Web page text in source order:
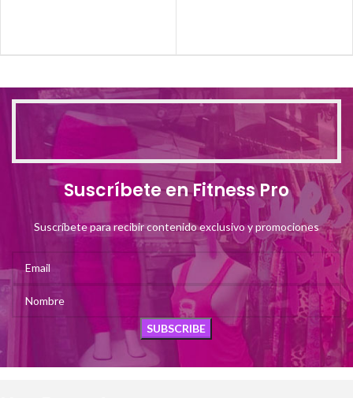
Suscríbete en Fitness Pro
Suscríbete para recibir contenido exclusivo y promociones